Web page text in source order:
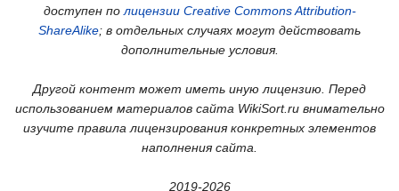
доступен по лицензии Creative Commons Attribution-
ShareAlike; в отдельных случаях могут действовать
дополнительные условия.
Другой контент может иметь иную лицензию. Перед
использованием материалов сайта WikiSort.ru внимательно
изучите правила лицензирования конкретных элементов
наполнения сайта.
2019-2026